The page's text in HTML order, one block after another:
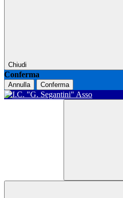
Chiudi
Conferma
Annulla Conferma